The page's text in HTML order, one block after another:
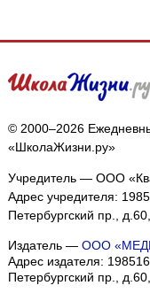
© 2000–2026
«ШколаЖизни.ру»
Учредитель — ООО
Адрес учредителя:
Петербургский пр.,
Издатель — ООО
Адрес издателя:
Петербургский пр.,